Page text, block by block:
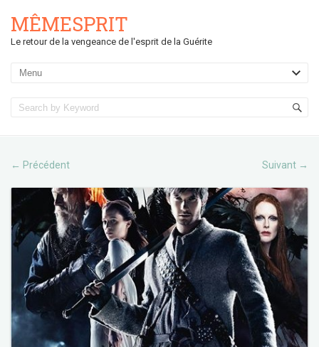
MÊMESPRIT
Le retour de la vengeance de l'esprit de la Guérite
← Précédent Suivant →